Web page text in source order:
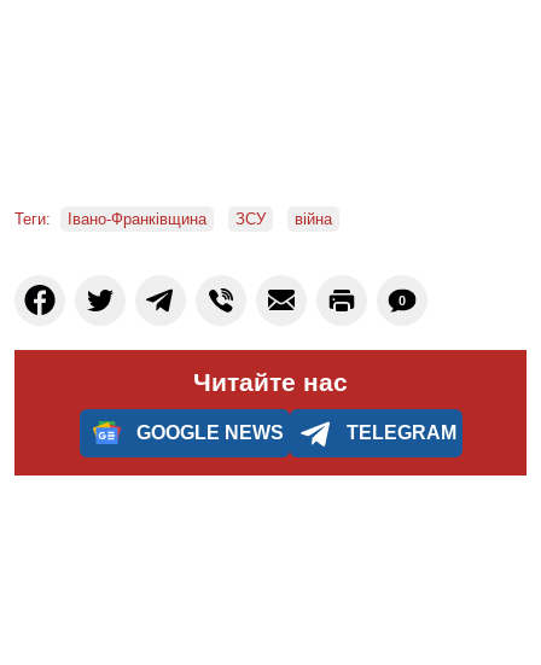
Теги: Івано-Франківщина ЗСУ війна
0
Читайте нас
GOOGLE NEWS TELEGRAM